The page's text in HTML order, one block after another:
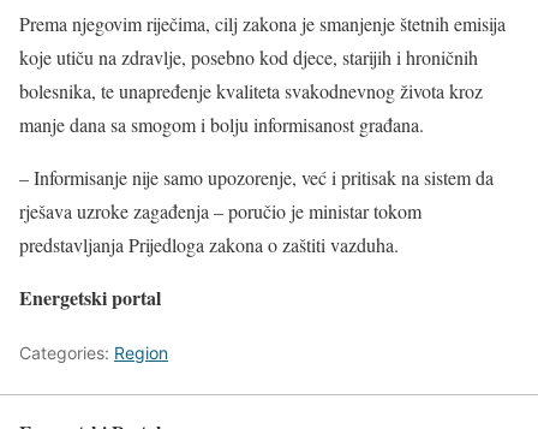
Prema njegovim riječima, cilj zakona je smanjenje štetnih emisija
koje utiču na zdravlje, posebno kod djece, starijih i hroničnih
bolesnika, te unapređenje kvaliteta svakodnevnog života kroz
manje dana sa smogom i bolju informisanost građana.
– Informisanje nije samo upozorenje, već i pritisak na sistem da
rješava uzroke zagađenja – poručio je ministar tokom
predstavljanja Prijedloga zakona o zaštiti vazduha.
Energetski portal
Categories: Region